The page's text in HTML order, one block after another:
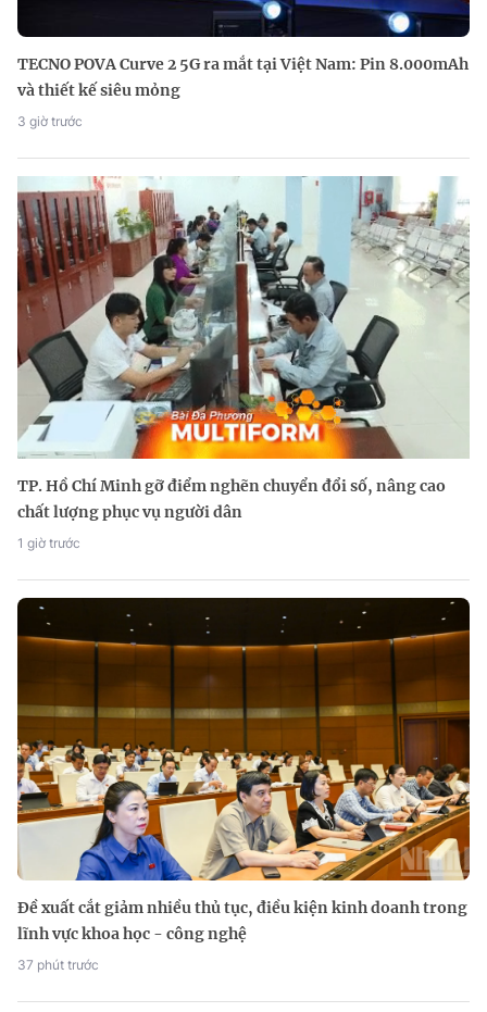
TECNO POVA Curve 2 5G ra mắt tại Việt Nam: Pin 8.000mAh
và thiết kế siêu mỏng
3 giờ trước
TP. Hồ Chí Minh gỡ điểm nghẽn chuyển đổi số, nâng cao
chất lượng phục vụ người dân
1 giờ trước
Đề xuất cắt giảm nhiều thủ tục, điều kiện kinh doanh trong
lĩnh vực khoa học - công nghệ
37 phút trước